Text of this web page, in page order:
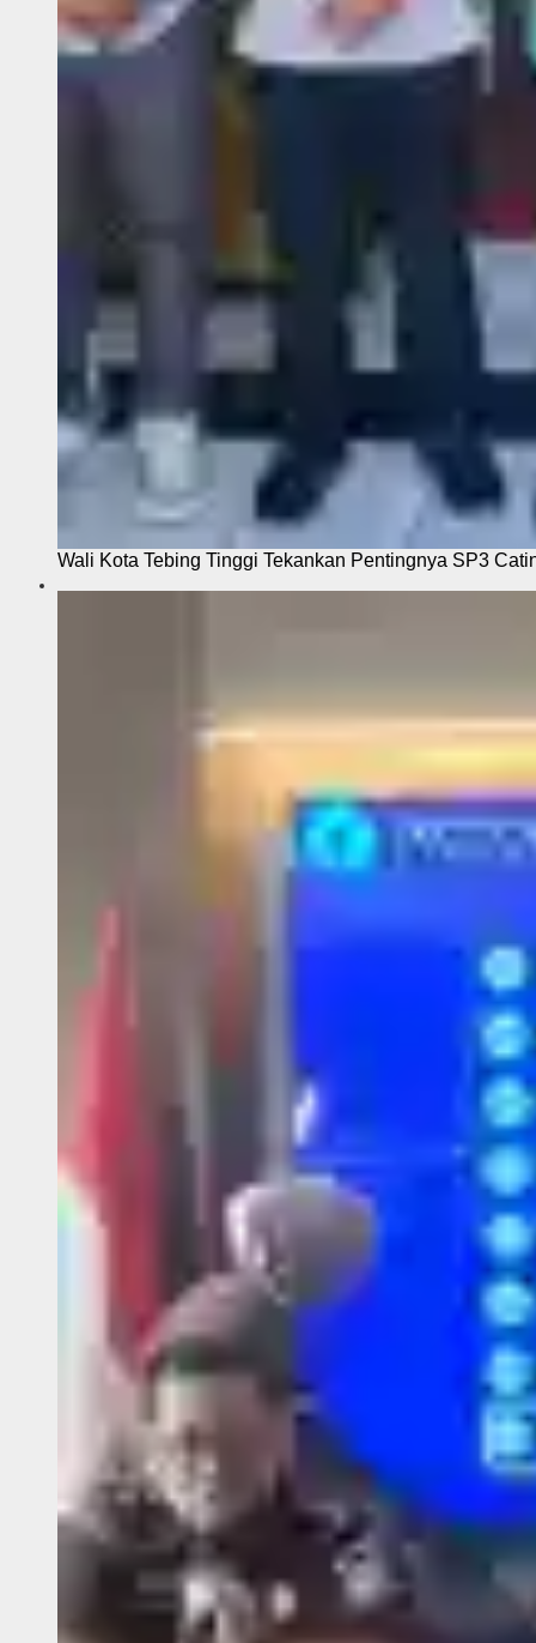
Wali Kota Tebing Tinggi Tekankan Pentingnya SP3